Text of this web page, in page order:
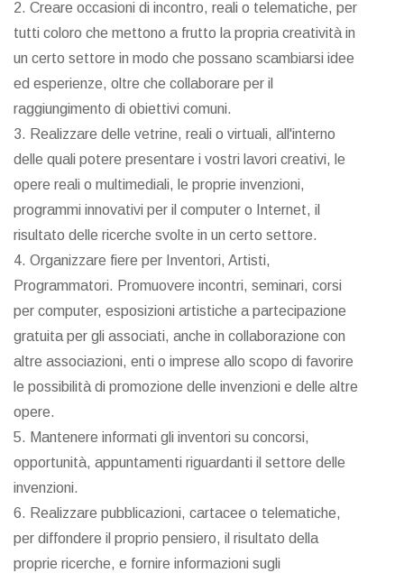
2. Creare occasioni di incontro, reali o telematiche, per
tutti coloro che mettono a frutto la propria creatività in
un certo settore in modo che possano scambiarsi idee
ed esperienze, oltre che collaborare per il
raggiungimento di obiettivi comuni.
3. Realizzare delle vetrine, reali o virtuali, all'interno
delle quali potere presentare i vostri lavori creativi, le
opere reali o multimediali, le proprie invenzioni,
programmi innovativi per il computer o Internet, il
risultato delle ricerche svolte in un certo settore.
4. Organizzare fiere per Inventori, Artisti,
Programmatori. Promuovere incontri, seminari, corsi
per computer, esposizioni artistiche a partecipazione
gratuita per gli associati, anche in collaborazione con
altre associazioni, enti o imprese allo scopo di favorire
le possibilità di promozione delle invenzioni e delle altre
opere.
5. Mantenere informati gli inventori su concorsi,
opportunità, appuntamenti riguardanti il settore delle
invenzioni.
6. Realizzare pubblicazioni, cartacee o telematiche,
per diffondere il proprio pensiero, il risultato della
proprie ricerche, e fornire informazioni sugli